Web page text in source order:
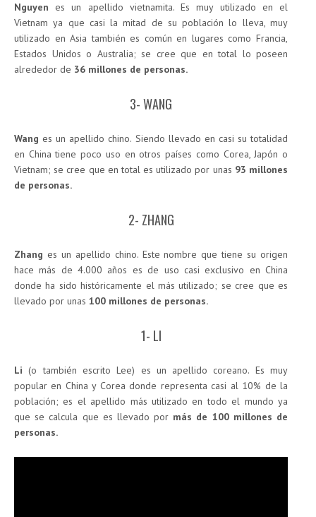
Nguyen es un apellido vietnamita. Es muy utilizado en el
Vietnam ya que casi la mitad de su población lo lleva, muy
utilizado en Asia también es común en lugares como Francia,
Estados Unidos o Australia; se cree que en total lo poseen
alrededor de 36 millones de personas.
3- WANG
Wang es un apellido chino. Siendo llevado en casi su totalidad
en China tiene poco uso en otros países como Corea, Japón o
Vietnam; se cree que en total es utilizado por unas 93 millones
de personas.
2- ZHANG
Zhang es un apellido chino. Este nombre que tiene su origen
hace más de 4.000 años es de uso casi exclusivo en China
donde ha sido históricamente el más utilizado; se cree que es
llevado por unas 100 millones de personas.
1- LI
Li (o también escrito Lee) es un apellido coreano. Es muy
popular en China y Corea donde representa casi al 10% de la
población; es el apellido más utilizado en todo el mundo ya
que se calcula que es llevado por más de 100 millones de
personas.